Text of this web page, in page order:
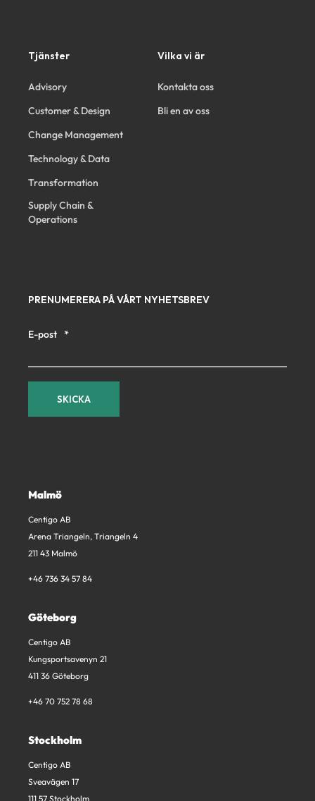
Tjänster
Advisory
Customer & Design
Change Management
Technology & Data
Transformation
Supply Chain &
Operations
Vilka vi är
Kontakta oss
Bli en av oss
PRENUMERERA PÅ VÅRT NYHETSBREV
E-post *
Malmö
Centigo AB
Arena Triangeln, Triangeln 4
211 43 Malmö
+46 736 34 57 84
Göteborg
Centigo AB
Kungsportsavenyn 21
411 36 Göteborg
+46 70 752 78 68
Stockholm
Centigo AB
Sveavägen 17
111 57 Stockholm